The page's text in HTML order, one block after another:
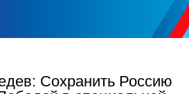
Сохранить Россию